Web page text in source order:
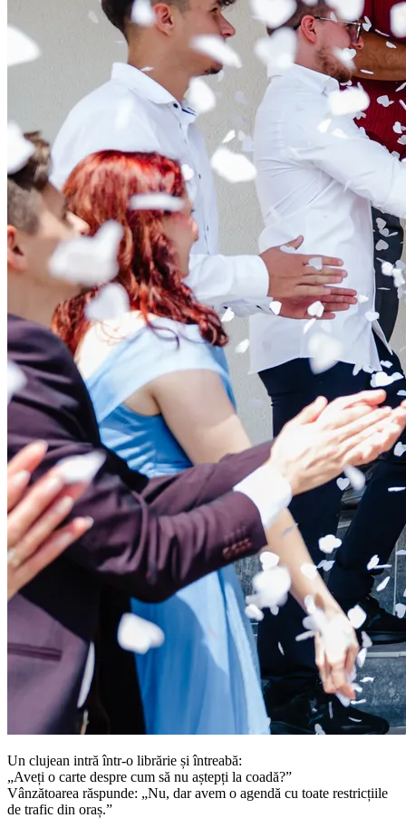
Un clujean intră într-o librărie și întreabă:
„Aveți o carte despre cum să nu aștepți la coadă?”
Vânzătoarea răspunde: „Nu, dar avem o agendă cu toate restricțiile
de trafic din oraș.”